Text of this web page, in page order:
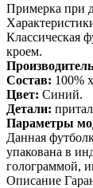
Примерка при
Классическая
кроем.
Состав: 100%
Цвет: Синий.
Детали:
Параметры
Данная
упакована в
голограммой,
Описание